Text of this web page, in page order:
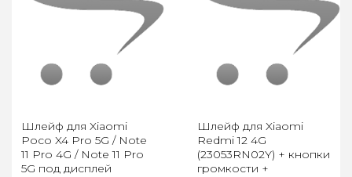
Шлейф для Xiaomi
Poco X4 Pro 5G / Note
11 Pro 4G / Note 11 Pro
5G под дисплей
Шлейф для Xiaomi
Redmi 12 4G
(23053RN02Y) + кнопки
громкости +